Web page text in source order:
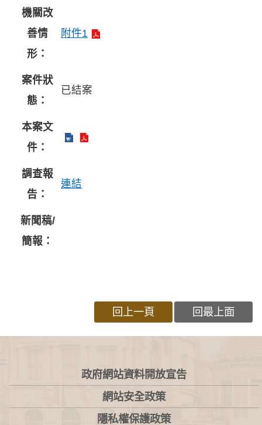
機關改
善情
形：
附件1
案件狀
態：
已結案
本案文
件：
調查報
告：
連結
新聞稿/
簡報：
回上一頁 回最上面
:::
政府網站資料開放宣告
網站安全政策
隱私權保護政策